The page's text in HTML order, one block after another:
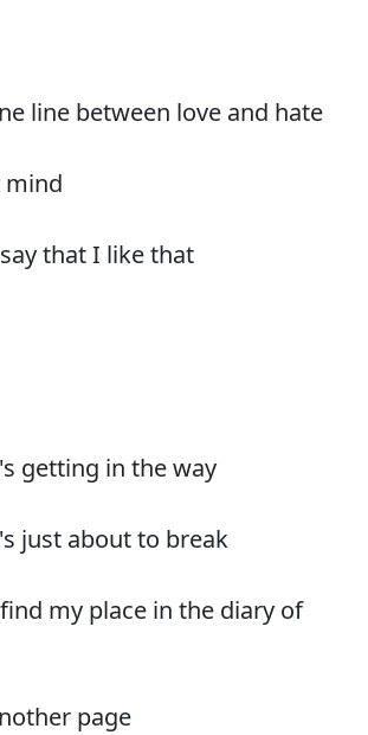
line between love and hate
mind
that I like that
getting in the way
just about to break
my place in the diary of
page